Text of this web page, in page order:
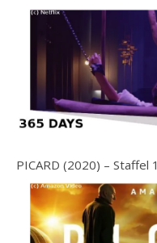
PICARD (2020) – Staffel 1